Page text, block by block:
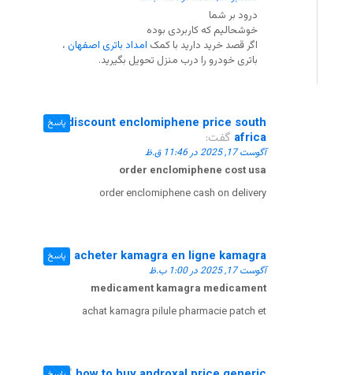
درود بر شما
خوشحالیم که کاربردی بوده
اگر قصد خرید دارید با کمک امداد باتری اصفهان ،
باتری خودرو را درب منزل تحویل بگیرید.
discount enclomiphene price south
africa گفت:
آگوست 17, 2025 در 11:46 ق.ظ
order enclomiphene cost usa
order enclomiphene cash on delivery
پاسخ
acheter kamagra en ligne kamagra گفت:
آگوست 17, 2025 در 1:00 ب.ظ
medicament kamagra medicament
achat kamagra pilule pharmacie patch et
پاسخ